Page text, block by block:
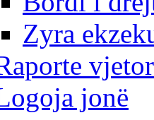
Zyra
jonë